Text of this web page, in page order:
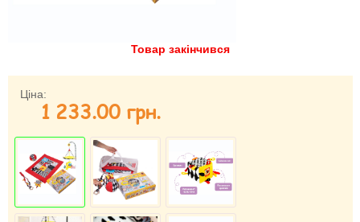
Забули своє Ім’я Користувача?Товар закінчився
Ціна:
1 233.00 грн.